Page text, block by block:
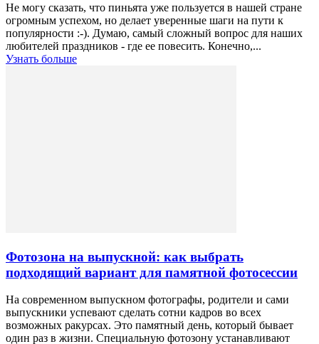
Не могу сказать, что пиньята уже пользуется в нашей стране
огромным успехом, но делает уверенные шаги на пути к
популярности :-). Думаю, самый сложный вопрос для наших
любителей праздников - где ее повесить. Конечно,...
Узнать больше
Фотозона на выпускной: как выбрать
подходящий вариант для памятной фотосессии
На современном выпускном фотографы, родители и сами
выпускники успевают сделать сотни кадров во всех
возможных ракурсах. Это памятный день, который бывает
один раз в жизни. Специальную фотозону устанавливают